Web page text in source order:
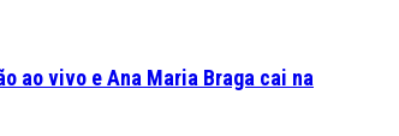
ao vivo e Ana Maria Braga cai na